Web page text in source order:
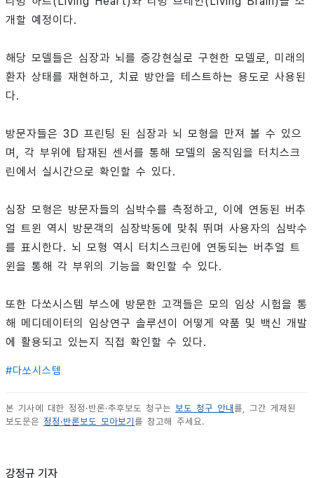
개할 예정이다.
해당 모델들은 심장과 뇌를 증강현실로 구현한 모델로, 미래의
환자 상태를 재현하고, 치료 방안을 테스트하는 용도로 사용된
다.
방문자들은 3D 프린팅 된 심장과 뇌 모형을 만져 볼 수 있으
며, 각 부위에 탑재된 센서를 통해 모델의 움직임을 터치스크
린에서 실시간으로 확인할 수 있다.
심장 모형은 방문자들의 심박수를 측정하고, 이에 연동된 버추
얼 트윈 역시 방문객의 심장박동에 맞춰 뛰며 사용자의 심박수
를 표시한다. 뇌 모형 역시 터치스크린에 연동되는 버추얼 트
윈을 통해 각 부위의 기능을 확인할 수 있다.
또한 다쏘시스템 부스에 방문한 고객들은 모의 임상 시험을 통
해 메디데이터의 임상연구 솔루션이 어떻게 약품 및 백신 개발
에 활용되고 있는지 직접 확인할 수 있다.
#다쏘시스템
본 기사에 대한 정정·반론·추후보도 청구는 보도 청구 안내를, 그간 게재된
보도문은 정정·반론보도 모아보기를 참고해 주세요.
강정규 기자